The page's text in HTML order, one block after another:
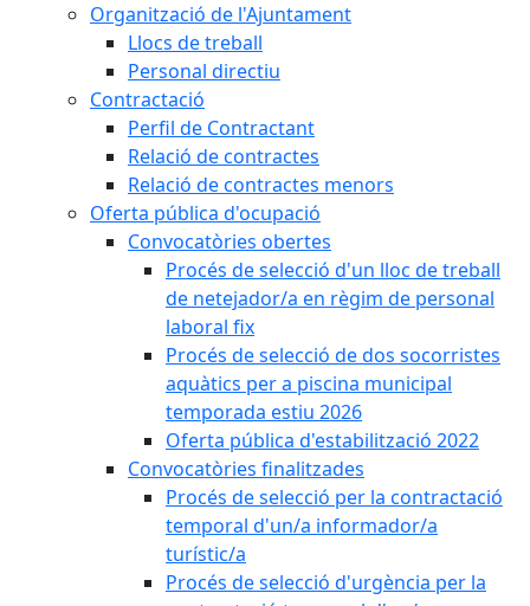
Organització de l'Ajuntament
Llocs de treball
Personal directiu
Contractació
Perfil de Contractant
Relació de contractes
Relació de contractes menors
Oferta pública d'ocupació
Convocatòries obertes
Procés de selecció d'un lloc de treball
de netejador/a en règim de personal
laboral fix
Procés de selecció de dos socorristes
aquàtics per a piscina municipal
temporada estiu 2026
Oferta pública d'estabilització 2022
Convocatòries finalitzades
Procés de selecció per la contractació
temporal d'un/a informador/a
turístic/a
Procés de selecció d'urgència per la